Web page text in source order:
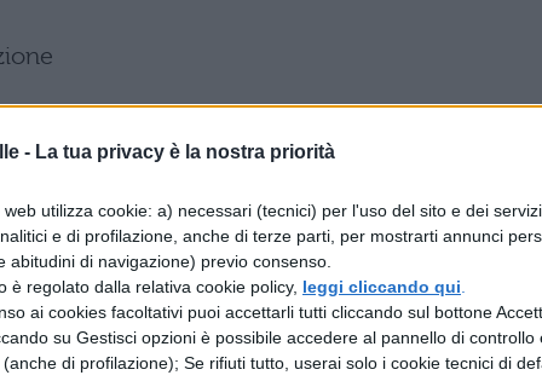
- La tua privacy è la nostra priorità
utilizza cookie: a) necessari (tecnici) per l'uso del sito e dei
e di profilazione, anche di terze parti, per mostrarti annunci
abitudini di navigazione) previo consenso.
è regolato dalla relativa cookie policy, leggi cliccando qui
ai cookies facoltativi puoi accettarli tutti cliccando sul bottone
su Gestisci opzioni è possibile accedere al pannello di controllo
di profilazione); Se rifiuti tutto, userai solo i cookie tecnici di
Istituto tecnico Grafica e Comunicazioni
e laboratorio